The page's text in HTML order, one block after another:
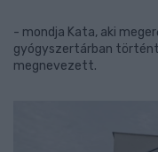
- mondja Kata, aki
gyógyszertárban
megnevezett.